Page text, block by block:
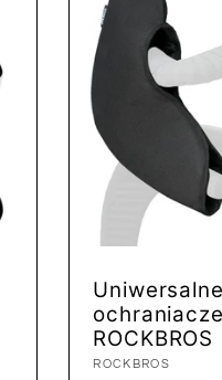
ROCKBROS
Dostawca:
ROCKBROS